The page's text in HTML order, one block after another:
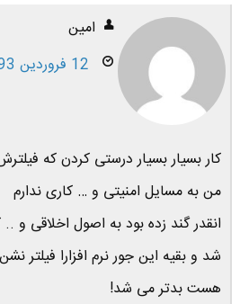
امین
12 فروردین 1393
کار بسیار بسیار درستی کردن که
من به مسایل امنیتی و … کاری ندارم
انقدر گند زده بود به اصول اخلاقی و
شد و بقیه این جور نرم افزارا فیلتر
هست بدتر می شد!